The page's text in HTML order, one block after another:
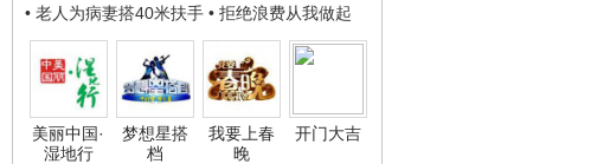
• 老人为病妻搭40米扶手 • 拒绝浪费从我做起
美丽中国·
湿地行
梦想星搭
档
我要上春
晚
开门大吉